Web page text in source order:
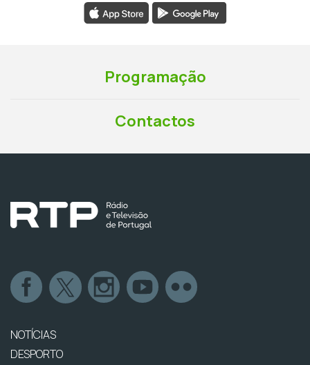
Programação
Contactos
NOTÍCIAS
DESPORTO